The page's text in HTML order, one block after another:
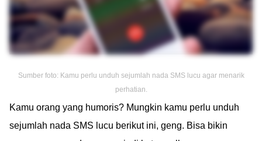
Sumber foto: Kamu perlu unduh sejumlah nada SMS lucu agar menarik
perhatian.
Kamu orang yang humoris? Mungkin kamu perlu unduh
sejumlah nada SMS lucu berikut ini, geng. Bisa bikin